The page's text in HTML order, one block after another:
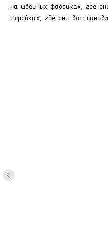
на швейных фабриках, где
стройках, где они